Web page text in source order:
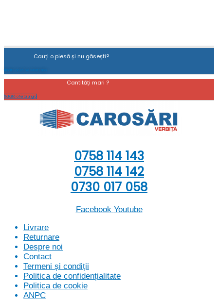
Cauți o piesă și nu găsești?
Trimite poză pe whatsapp
Cantități mari ?
Solicită oferta angro
0758 114 143
0758 114 142
0730 017 058
Facebook Youtube
Livrare
Returnare
Despre noi
Contact
Termeni și condiții
Politica de confidențialitate
Politica de cookie
ANPC